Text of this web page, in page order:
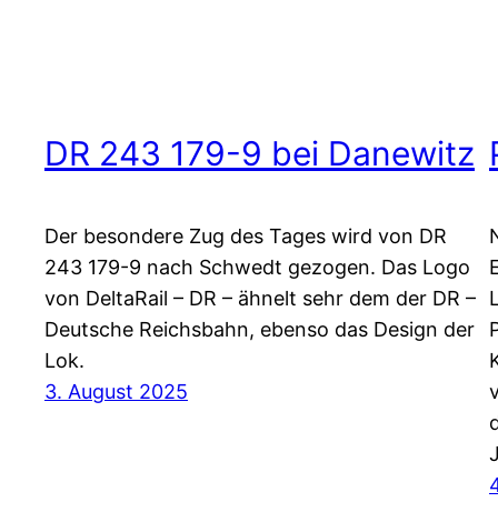
DR 243 179-9 bei Danewitz
Der besondere Zug des Tages wird von DR
243 179-9 nach Schwedt gezogen. Das Logo
von DeltaRail – DR – ähnelt sehr dem der DR –
Deutsche Reichsbahn, ebenso das Design der
Lok.
3. August 2025